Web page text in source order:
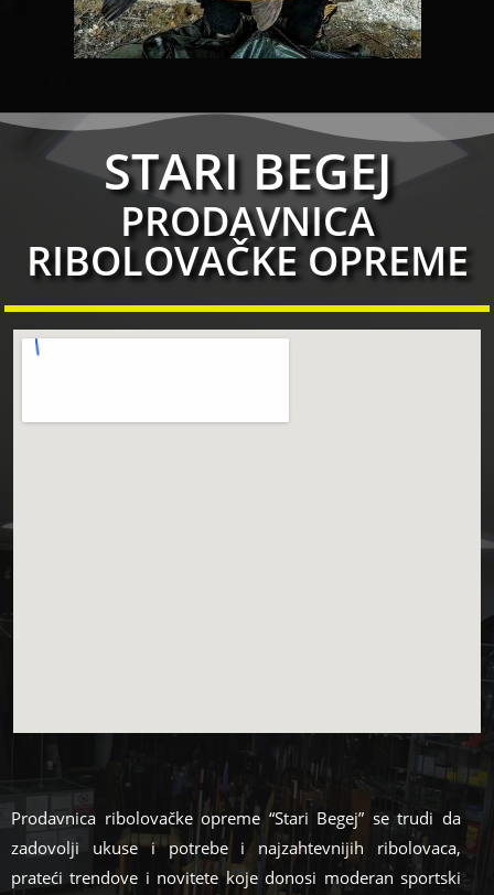
STARI BEGEJ
PRODAVNICA
RIBOLOVAČKE OPREME​
Prodavnica ribolovačke opreme “Stari Begej” se trudi da
zadovolji ukuse i potrebe i najzahtevnijih ribolovaca,
prateći trendove i novitete koje donosi moderan sportski